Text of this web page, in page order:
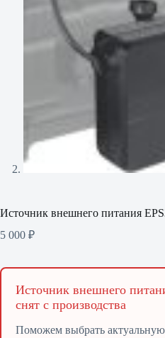
Источник внешнего питания
5 000 ₽
Источник внешнего
снят с производства
Поможем выбрать